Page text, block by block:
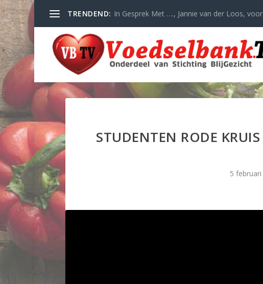
TRENDEND: In Gesprek Met …., Jannie van der Loos,
STUDENTEN RODE
5 februari